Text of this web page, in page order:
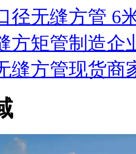
径无缝方管 6
方矩管制造
缝方管现货商